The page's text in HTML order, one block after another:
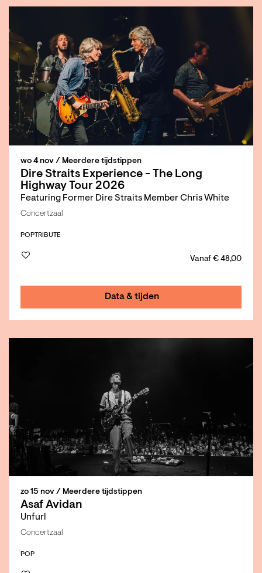
Dire Straits Experience - The Long
Highway Tour 2026
Featuring Former Dire Straits Member Chris White
wo 4 nov / Meerdere tijdstippen
Concertzaal
POPTRIBUTE
Vanaf € 48,00
Data & tijden
Asaf Avidan
Unfurl
zo 15 nov / Meerdere tijdstippen
Concertzaal
POP